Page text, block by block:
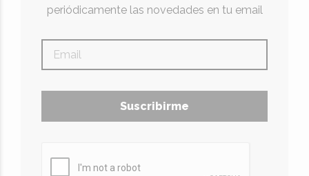
periódicamente las novedades en tu email
Suscribirme